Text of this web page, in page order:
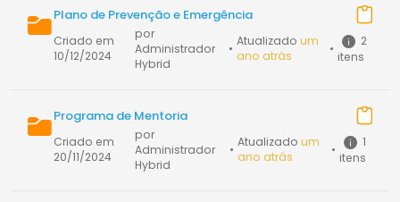
Plano de Prevenção e Emergência
Criado em
10/12/2024
por
Administrador
Hybrid
• Atualizado um
ano atrás
•
2
itens
Programa de Mentoria
Criado em
20/11/2024
por
Administrador
Hybrid
• Atualizado um
ano atrás
•
1
itens